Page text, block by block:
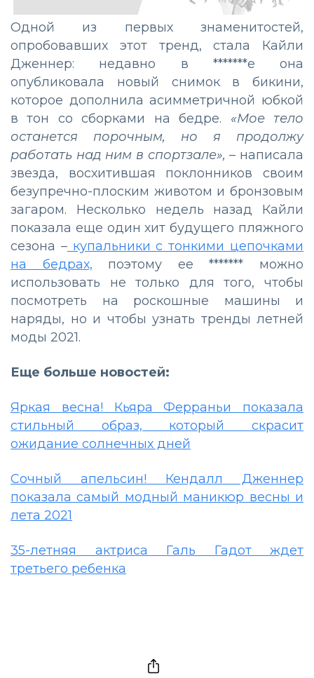
Одной из первых знаменитостей,
опробовавших этот тренд, стала Кайли
Дженнер: недавно в *******е она
опубликовала новый снимок в бикини,
которое дополнила асимметричной юбкой
в тон со сборками на бедре. «Мое тело
останется порочным, но я продолжу
работать над ним в спортзале», – написала
звезда, восхитившая поклонников своим
безупречно-плоским животом и бронзовым
загаром. Несколько недель назад Кайли
показала еще один хит будущего пляжного
сезона –купальники с тонкими цепочками
на бедрах, поэтому ее ******* можно
использовать не только для того, чтобы
посмотреть на роскошные машины и
наряды, но и чтобы узнать тренды летней
моды 2021.
Еще больше новостей:
Яркая весна! Кьяра Ферраньи показала
стильный образ, который скрасит
ожидание солнечных дней
Сочный апельсин! Кендалл Дженнер
показала самый модный маникюр весны и
лета 2021
35-летняя актриса Галь Гадот ждет
третьего ребенка